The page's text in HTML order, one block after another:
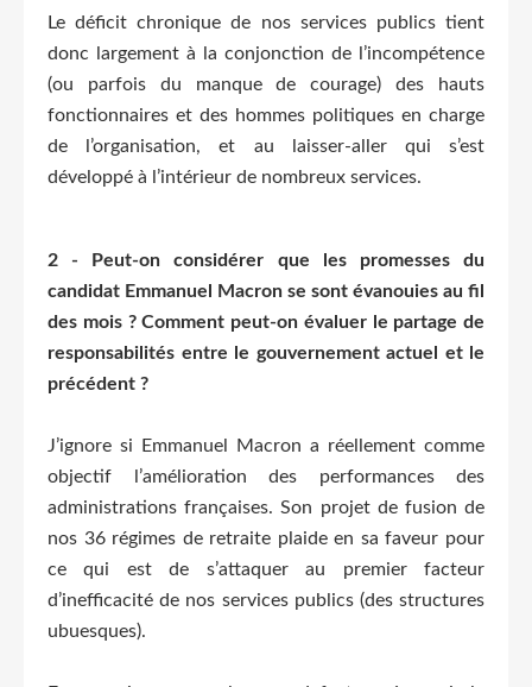
Le déficit chronique de nos services publics tient
donc largement à la conjonction de l’incompétence
(ou parfois du manque de courage) des hauts
fonctionnaires et des hommes politiques en charge
de l’organisation, et au laisser-aller qui s’est
développé à l’intérieur de nombreux services.
2 - Peut-on considérer que les promesses du
candidat Emmanuel Macron se sont évanouies au fil
des mois ? Comment peut-on évaluer le partage de
responsabilités entre le gouvernement actuel et le
précédent ?
J’ignore si Emmanuel Macron a réellement comme
objectif l’amélioration des performances des
administrations françaises. Son projet de fusion de
nos 36 régimes de retraite plaide en sa faveur pour
ce qui est de s’attaquer au premier facteur
d’inefficacité de nos services publics (des structures
ubuesques).